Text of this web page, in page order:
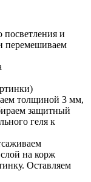
посветления и
перемешиваем
толщиной 3 мм,
защитный
геля к
на корж
Оставляем